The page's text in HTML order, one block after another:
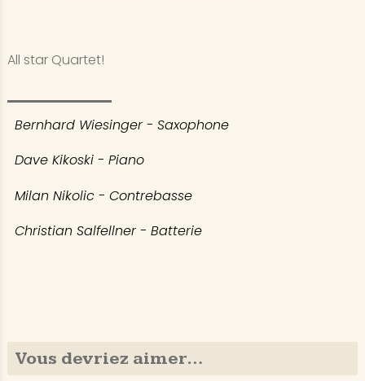
All star Quartet!
Bernhard Wiesinger - Saxophone
Dave Kikoski - Piano
Milan Nikolic - Contrebasse
Christian Salfellner - Batterie
Vous devriez aimer…